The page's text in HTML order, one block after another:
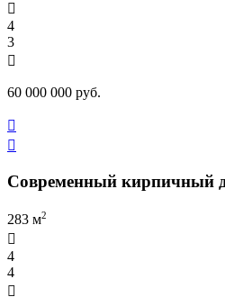

4
3

60 000 000 руб.


Современный кирпичный
283 м2

4
4
